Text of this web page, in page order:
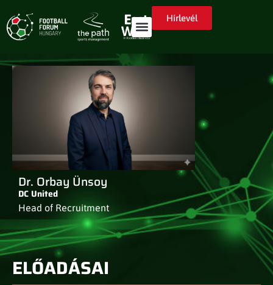
Hírlevél
Dr. Orbay Ünsoy
DC United
Head of Recruitment
ELŐADÁSAI